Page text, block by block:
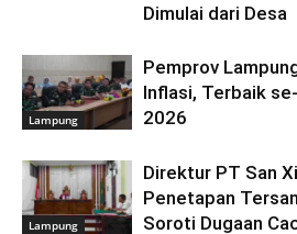
Dimulai dari Desa
Lampung
Pemprov
Inflasi, Terbaik
2026
Lampung
Direktur PT San
Penetapan
Soroti Dugaan